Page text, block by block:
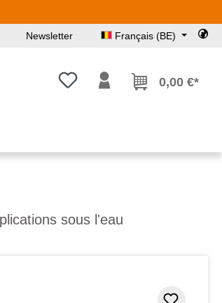
Newsletter Français (BE)
Vous avez 0 articles dans votre
0,00 €*
sous l'eau